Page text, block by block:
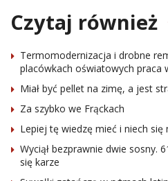
Czytaj również
Termomodernizacja i drobne
placówkach oświatowych praca
Miał być pellet na zimę, a jest
Za szybko we Frąckach
Lepiej tę wiedzę mieć i niech
Wyciął bezprawnie dwie sosny.
się karze